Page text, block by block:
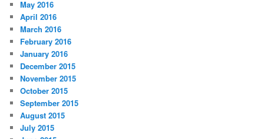
May 2016
April 2016
March 2016
February 2016
January 2016
December 2015
November 2015
October 2015
September 2015
August 2015
July 2015